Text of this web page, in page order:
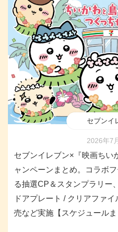
セブンイ
2026年7
セブンイレブン×『映画ちい
ャンペーンまとめ。コラボ
る抽選CP＆スタンプラリー
ドアプレート / クリアファ
売など実施【スケジュールま